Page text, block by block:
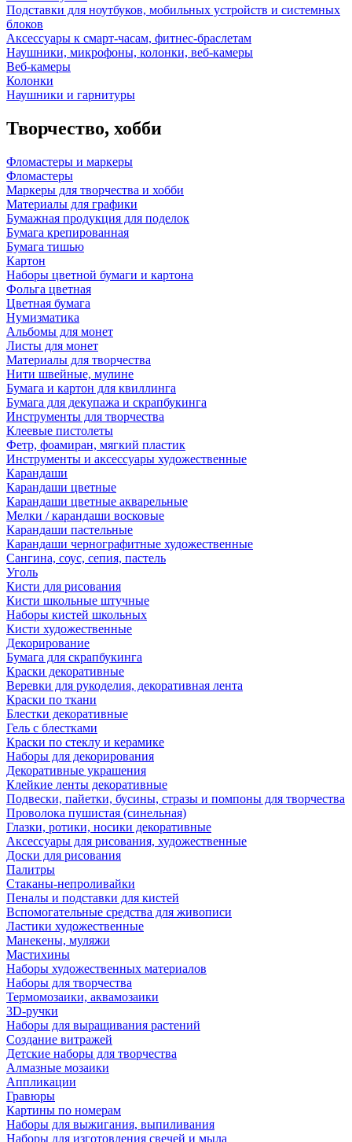
Подставки для ноутбуков, мобильных устройств и системных
блоков
Аксессуары к смарт-часам, фитнес-браслетам
Наушники, микрофоны, колонки, веб-камеры
Веб-камеры
Колонки
Наушники и гарнитуры
Творчество, хобби
Фломастеры и маркеры
Фломастеры
Маркеры для творчества и хобби
Материалы для графики
Бумажная продукция для поделок
Бумага крепированная
Бумага тишью
Картон
Наборы цветной бумаги и картона
Фольга цветная
Цветная бумага
Нумизматика
Альбомы для монет
Листы для монет
Материалы для творчества
Нити швейные, мулине
Бумага и картон для квиллинга
Бумага для декупажа и скрапбукинга
Инструменты для творчества
Клеевые пистолеты
Фетр, фоамиран, мягкий пластик
Инструменты и аксессуары художественные
Карандаши
Карандаши цветные
Карандаши цветные акварельные
Мелки / карандаши восковые
Карандаши пастельные
Карандаши чернографитные художественные
Сангина, соус, сепия, пастель
Уголь
Кисти для рисования
Кисти школьные штучные
Наборы кистей школьных
Кисти художественные
Декорирование
Бумага для скрапбукинга
Краски декоративные
Веревки для рукоделия, декоративная лента
Краски по ткани
Блестки декоративные
Гель с блестками
Краски по стеклу и керамике
Наборы для декорирования
Декоративные украшения
Клейкие ленты декоративные
Подвески, пайетки, бусины, стразы и помпоны для творчества
Проволока пушистая (синельная)
Глазки, ротики, носики декоративные
Аксессуары для рисования, художественные
Доски для рисования
Палитры
Стаканы-непроливайки
Пеналы и подставки для кистей
Вспомогательные средства для живописи
Ластики художественные
Манекены, муляжи
Мастихины
Наборы художественных материалов
Наборы для творчества
Термомозаики, аквамозаики
3D-ручки
Наборы для выращивания растений
Создание витражей
Детские наборы для творчества
Алмазные мозаики
Аппликации
Гравюры
Картины по номерам
Наборы для выжигания, выпиливания
Наборы для изготовления свечей и мыла